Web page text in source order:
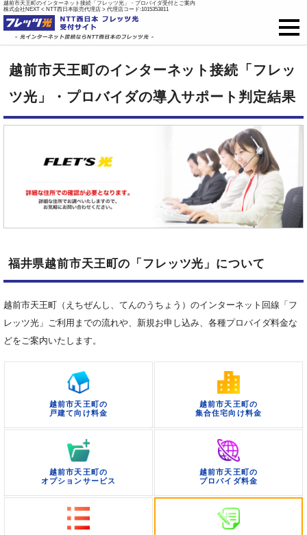
越前市天王町のインターネット接続「フレッツ光」・プロバイダ受付とご案内
株式会社NEXT < NTT西日本販売代理店 > 代理店コード:1015353811
戸建て向け料金
集合住宅向け料金
ご開通までの流れ
オプション
新規お申込はこちら
越前市天王町のインターネット接続「フレッ
ツ光」・プロバイダの導入サポート判定結果
福井県越前市天王町の「フレッツ光」について
越前市天王町（えちぜんし、てんのうちょう）のインターネット回線「フ
レッツ光」ご利用までの流れや、新規お申し込み、各種プロバイダ料金な
どをご案内いたします。
越前市天王町の
戸建て向け料金
越前市天王町の
集合住宅向け料金
越前市天王町の
オプションサービス
越前市天王町の
プロバイダ料金